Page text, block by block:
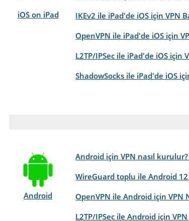
iOS on iPad
IKEv2 ile iPad'de iOS için VPN
OpenVPN ile iPad'de iOS için
L2TP/IPSec ile iPad'de iOS için
ShadowSocks ile iPad'de iOS
Android
Android için VPN nasıl
WireGuard toplu ile Android 12
OpenVPN ile Android için VPN
L2TP/IPSec ile Android için VPN